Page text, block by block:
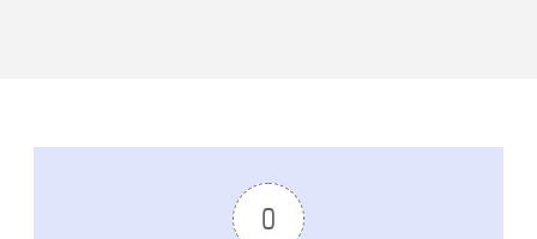
0